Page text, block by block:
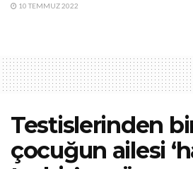
10 TEMMUZ 2022
Testislerinden
çocuğun ailesi